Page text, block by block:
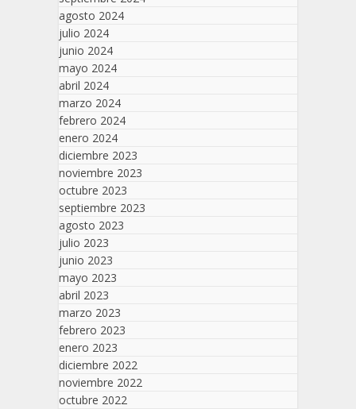
agosto 2024
julio 2024
junio 2024
mayo 2024
abril 2024
marzo 2024
febrero 2024
enero 2024
diciembre 2023
noviembre 2023
octubre 2023
septiembre 2023
agosto 2023
julio 2023
junio 2023
mayo 2023
abril 2023
marzo 2023
febrero 2023
enero 2023
diciembre 2022
noviembre 2022
octubre 2022